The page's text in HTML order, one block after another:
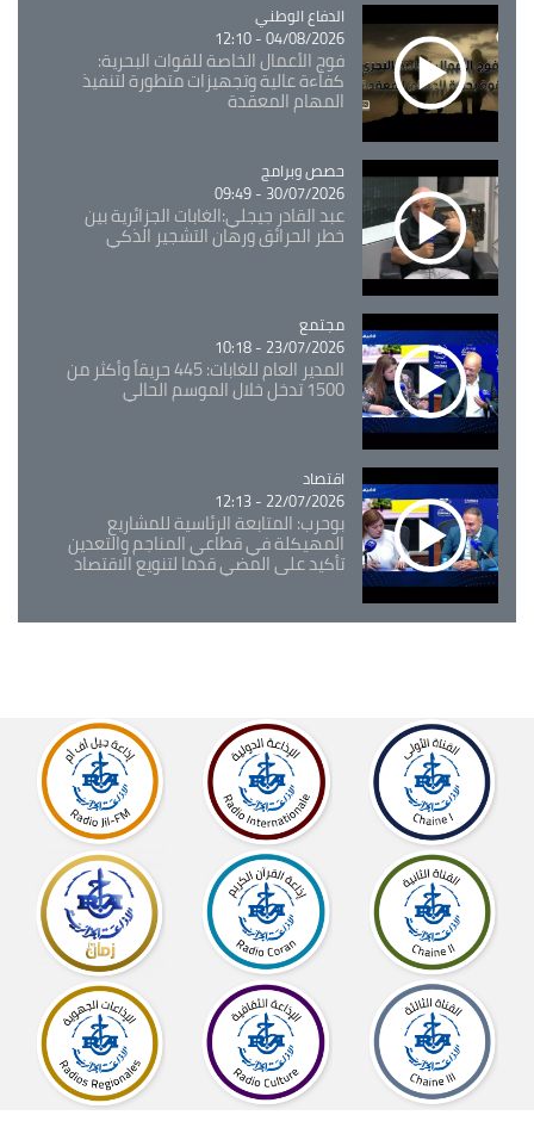
Catégorie
الدفاع الوطني
04/08/2026 - 12:10
فوج الأعمال الخاصة للقوات البحرية:
كفاءة عالية وتجهيزات متطورة لتنفيذ
المهام المعقدة
Catégorie
حصص وبرامج
30/07/2026 - 09:49
عبد القادر جيجلي:الغابات الجزائرية بين
خطر الحرائق ورهان التشجير الذكي
Catégorie
مجتمع
23/07/2026 - 10:18
المدير العام للغابات: 445 حريقاً وأكثر من
1500 تدخل خلال الموسم الحالي
Catégorie
اقتصاد
22/07/2026 - 12:13
بوحرب: المتابعة الرئاسية للمشاريع
المهيكلة في قطاعي المناجم والتعدين
تأكيد على المضي قدما لتنويع الاقتصاد